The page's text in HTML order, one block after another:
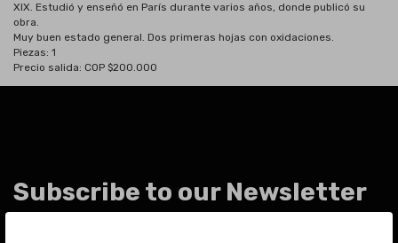
XIX. Estudió y enseñó en París durante varios años, donde publicó su
obra.
Muy buen estado general. Dos primeras hojas con oxidaciones.
Piezas: 1
Precio salida: COP $200.000
Subscribe to our Newsletter